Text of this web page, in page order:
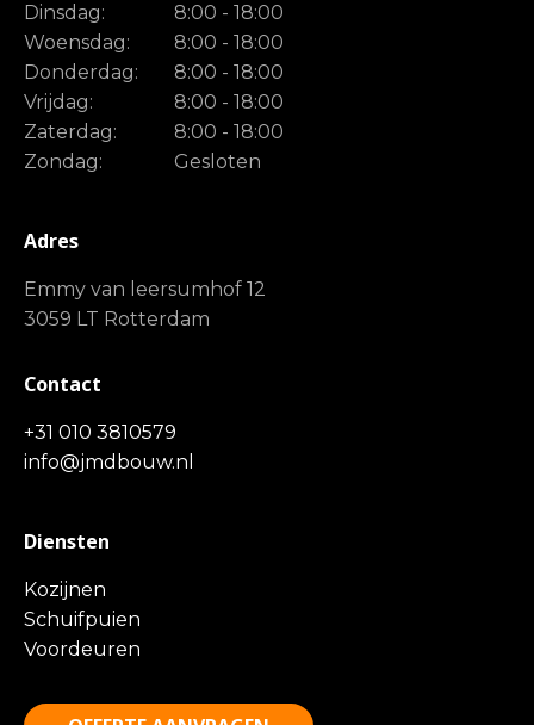
Dinsdag:
8:00 - 18:00
Woensdag:
8:00 - 18:00
Donderdag:
8:00 - 18:00
Vrijdag:
8:00 - 18:00
Zaterdag:
8:00 - 18:00
Zondag:
Gesloten
Adres
Emmy van leersumhof 12
3059 LT Rotterdam
Contact
+31 010 3810579
info@jmdbouw.nl
Diensten
Kozijnen
Schuifpuien
Voordeuren